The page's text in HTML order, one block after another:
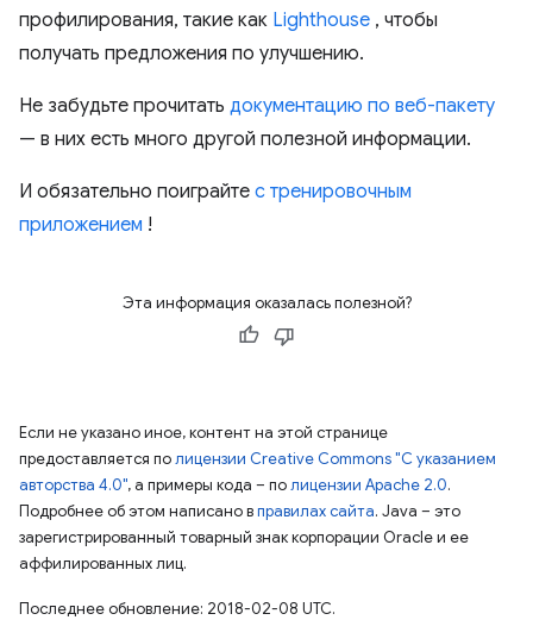
профилирования, такие как Lighthouse , чтобы
получать предложения по улучшению.
Не забудьте прочитать документацию по веб-пакету
— в них есть много другой полезной информации.
И обязательно поиграйте с тренировочным
приложением !
Эта информация оказалась полезной?
Если не указано иное, контент на этой странице
предоставляется полицензии Creative Commons "С указанием
авторства 4.0", а примеры кода – полицензии Apache 2.0.
Подробнее об этом написано вправилах сайта. Java – это
зарегистрированный товарный знак корпорации Oracle и ее
аффилированных лиц.
Последнее обновление: 2018-02-08 UTC.